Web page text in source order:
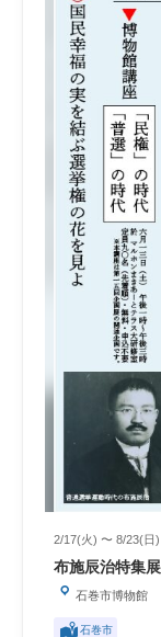
2/17(火) 〜 8/23(日)
布施辰治特集
石巻市博物館
石巻市